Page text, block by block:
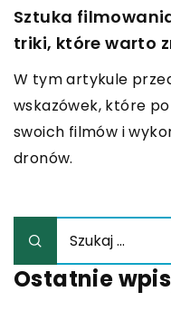
Sztuka
triki, które warto
W tym artykule
wskazówek, które
swoich filmów i
dronów.
Ostatnie